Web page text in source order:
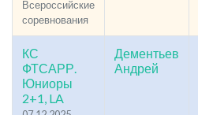
Всероссийские
соревнования
КС
ФТСАРР.
Юниоры
2+1, LA
Дементьев
Андрей